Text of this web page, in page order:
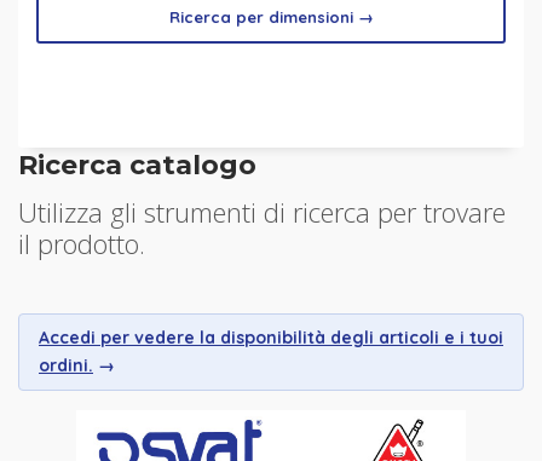
Ricerca catalogo
Utilizza gli strumenti di ricerca per trovare
il prodotto.
Accedi per vedere la disponibilità degli articoli e i tuoi
ordini. →
Ricerca per dimensioni→